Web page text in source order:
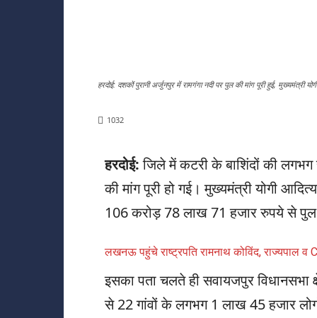
हरदोई: दशकों पुरानी अर्जुनपुर में रामगंगा नदी पर पुल की मांग पूरी हुई, मुख्यमंत्री
1032
हरदोई:जिले में कटरी के बाशिंदों की लगभग
की मांग पूरी हो गई। मुख्यमंत्री योगी
106 करोड़ 78 लाख 71 हजार रुपये से पुल
लखनऊ पहुंचे राष्ट्रपति रामनाथ कोविंद, राज्यपाल व
इसका पता चलते ही सवायजपुर विधानसभा
से 22 गांवों के लगभग 1 लाख 45 हजार